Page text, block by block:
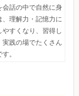
会話の中で自然に身
理解力・記憶力に
すくなり、習得し
践の場でたくさん
。